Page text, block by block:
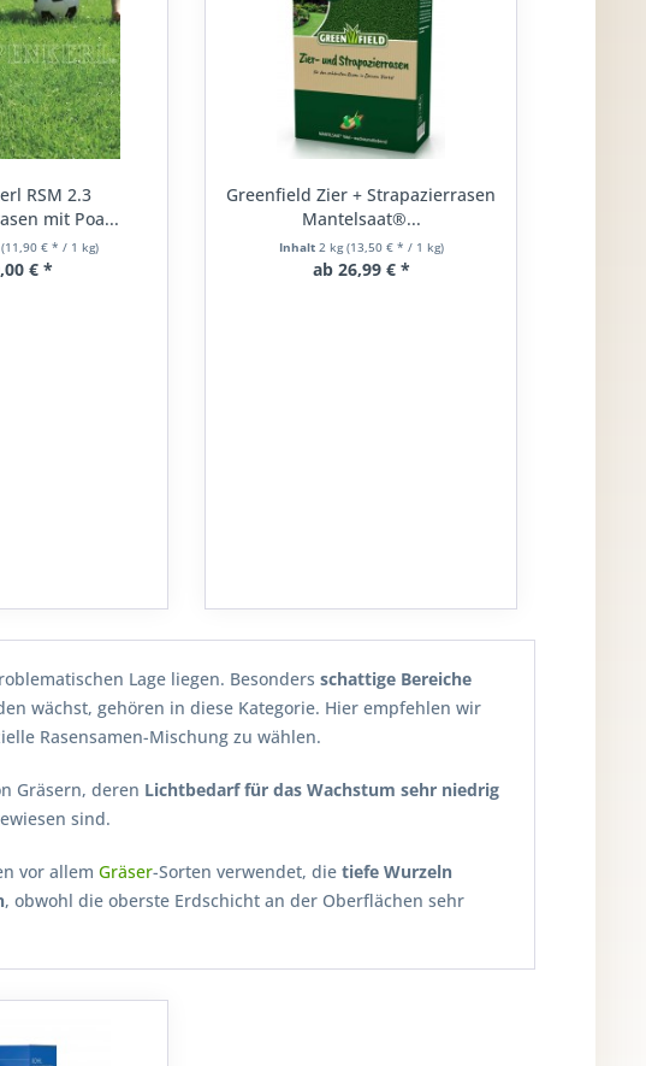
RSM 2.3
mit Poa...
(11,90 € * / 1 kg)
€ *
Greenfield Zier + Strapazierrasen
Mantelsaat®...
Inhalt 2 kg(13,50 € * / 1 kg)
ab 26,99 € *
Lage liegen. Besonders schattige Bereiche
wächst, gehören in diese Kategorie. Hier empfehlen wir
Rasensamen-Mischung zu wählen.
Gräsern, deren Lichtbedarf für das Wachstum sehr niedrig
sind.
vor allem Gräser-Sorten verwendet, die tiefe Wurzeln
, obwohl die oberste Erdschicht an der Oberflächen sehr